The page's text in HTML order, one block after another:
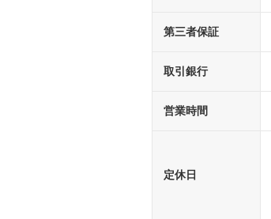
第三者保証
取引銀行
営業時間
定休日